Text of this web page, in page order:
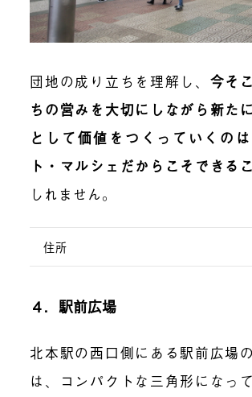
団地の成り立ちを理解し、 今そ
ちの営みを大切にしながら新た
として価値をつくっていくの
ト・マルシェだからこそできる
しれません。
住所
４．駅前広場
北本駅の西口側にある駅前広場
は、コンパクトな三角形になっ